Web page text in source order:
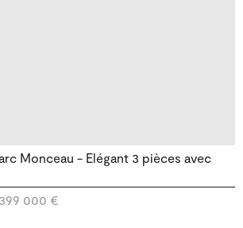
Monceau - Elégant 3 pièces avec
000 €